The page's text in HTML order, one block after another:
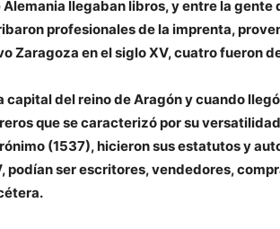
Alemania llegaban libros, y entre la
profesionales de la imprenta,
Zaragoza en el siglo XV, cuatro fueron
capital del reino de Aragón y cuando
que se caracterizó por su
(1537), hicieron sus estatutos y
podían ser escritores, vendedores,